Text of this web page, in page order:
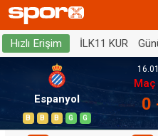
Hızlı Erişim İLK11 KUR
Espanyol
B B B G G
Maç
0